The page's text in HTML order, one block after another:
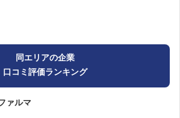
同エリアの企業
口コミ評価ランキング
ァルマ